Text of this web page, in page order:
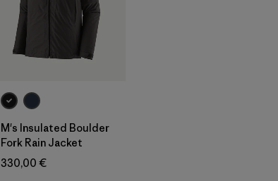
M's Insulated Boulder
Fork Rain Jacket
330,00 €